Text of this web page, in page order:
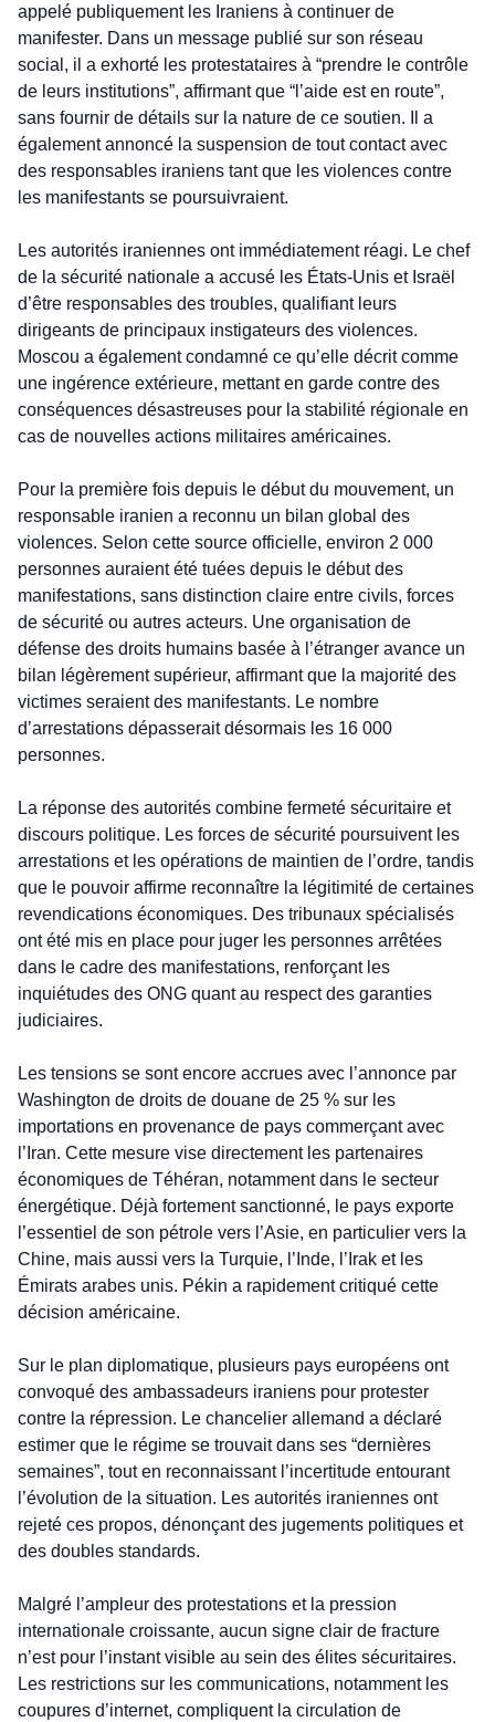
appelé publiquement les Iraniens à continuer de
manifester. Dans un message publié sur son réseau
social, il a exhorté les protestataires à “prendre le contrôle
de leurs institutions”, affirmant que “l’aide est en route”,
sans fournir de détails sur la nature de ce soutien. Il a
également annoncé la suspension de tout contact avec
des responsables iraniens tant que les violences contre
les manifestants se poursuivraient.
Les autorités iraniennes ont immédiatement réagi. Le chef
de la sécurité nationale a accusé les États-Unis et Israël
d’être responsables des troubles, qualifiant leurs
dirigeants de principaux instigateurs des violences.
Moscou a également condamné ce qu’elle décrit comme
une ingérence extérieure, mettant en garde contre des
conséquences désastreuses pour la stabilité régionale en
cas de nouvelles actions militaires américaines.
Pour la première fois depuis le début du mouvement, un
responsable iranien a reconnu un bilan global des
violences. Selon cette source officielle, environ 2 000
personnes auraient été tuées depuis le début des
manifestations, sans distinction claire entre civils, forces
de sécurité ou autres acteurs. Une organisation de
défense des droits humains basée à l’étranger avance un
bilan légèrement supérieur, affirmant que la majorité des
victimes seraient des manifestants. Le nombre
d’arrestations dépasserait désormais les 16 000
personnes.
La réponse des autorités combine fermeté sécuritaire et
discours politique. Les forces de sécurité poursuivent les
arrestations et les opérations de maintien de l’ordre, tandis
que le pouvoir affirme reconnaître la légitimité de certaines
revendications économiques. Des tribunaux spécialisés
ont été mis en place pour juger les personnes arrêtées
dans le cadre des manifestations, renforçant les
inquiétudes des ONG quant au respect des garanties
judiciaires.
Les tensions se sont encore accrues avec l’annonce par
Washington de droits de douane de 25 % sur les
importations en provenance de pays commerçant avec
l’Iran. Cette mesure vise directement les partenaires
économiques de Téhéran, notamment dans le secteur
énergétique. Déjà fortement sanctionné, le pays exporte
l’essentiel de son pétrole vers l’Asie, en particulier vers la
Chine, mais aussi vers la Turquie, l’Inde, l’Irak et les
Émirats arabes unis. Pékin a rapidement critiqué cette
décision américaine.
Sur le plan diplomatique, plusieurs pays européens ont
convoqué des ambassadeurs iraniens pour protester
contre la répression. Le chancelier allemand a déclaré
estimer que le régime se trouvait dans ses “dernières
semaines”, tout en reconnaissant l’incertitude entourant
l’évolution de la situation. Les autorités iraniennes ont
rejeté ces propos, dénonçant des jugements politiques et
des doubles standards.
Malgré l’ampleur des protestations et la pression
internationale croissante, aucun signe clair de fracture
n’est pour l’instant visible au sein des élites sécuritaires.
Les restrictions sur les communications, notamment les
coupures d’internet, compliquent la circulation de